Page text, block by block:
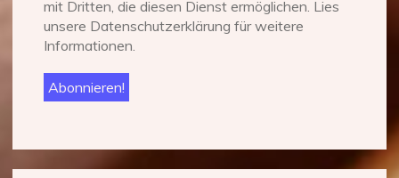
mit Dritten, die diesen Dienst ermöglichen. Lies
unsere Datenschutzerklärung für weitere
Informationen.